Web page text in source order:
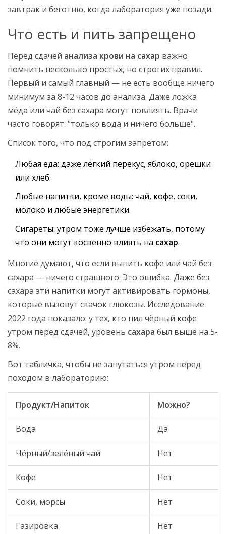
завтрак и беготню, когда лаборатория уже позади.
Что есть и пить запрещено
Перед сдачей анализа крови на сахар важно
помнить несколько простых, но строгих правил.
Первый и самый главный — не есть вообще ничего
минимум за 8-12 часов до анализа. Даже ложка
мёда или чай без сахара могут повлиять. Врачи
часто говорят: "только вода и ничего больше".
Список того, что под строгим запретом:
Любая еда: даже лёгкий перекус, яблоко, орешки
или хлеб.
Любые напитки, кроме воды: чай, кофе, соки,
молоко и любые энергетики.
Сигареты: утром тоже лучше избежать, потому
что они могут косвенно влиять на сахар.
Многие думают, что если выпить кофе или чай без
сахара — ничего страшного. Это ошибка. Даже без
сахара эти напитки могут активировать гормоны,
которые вызовут скачок глюкозы. Исследование
2022 года показало: у тех, кто пил чёрный кофе
утром перед сдачей, уровень сахара был выше на 5-
8%.
Вот табличка, чтобы не запутаться утром перед
походом в лабораторию:
Продукт/Напиток Можно?
Вода Да
Чёрный/зелёный чай Нет
Кофе Нет
Соки, морсы Нет
Газировка Нет